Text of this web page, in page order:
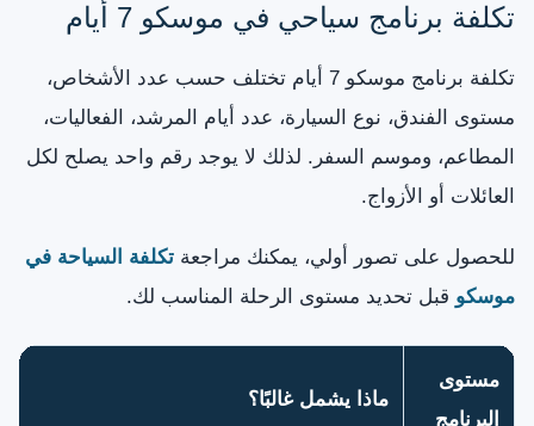
تكلفة برنامج سياحي في موسكو 7 أيام
تكلفة برنامج موسكو 7 أيام تختلف حسب عدد الأشخاص،
مستوى الفندق، نوع السيارة، عدد أيام المرشد، الفعاليات،
المطاعم، وموسم السفر. لذلك لا يوجد رقم واحد يصلح لكل
العائلات أو الأزواج.
للحصول على تصور أولي، يمكنك مراجعة تكلفة السياحة في
موسكو قبل تحديد مستوى الرحلة المناسب لك.
مستوى
البرنامج
ماذا يشمل غالبًا؟